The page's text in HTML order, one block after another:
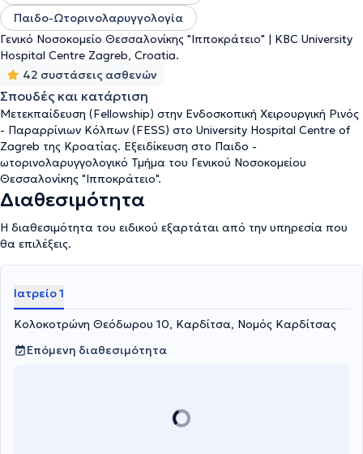
διαθέτει πολυετή εμπειρία και εξειδίκευση στην παιδο -
ωτορινολαρυγγολογία, ρινολογία - FESS, στην αφαίρεση
μορφωμάτων δέρματος προσώπου και στην πλαστική
αποκατάσταση.
Παιδο-Ωτορινολαρυγγολογία
Γενικό Νοσοκομείο Θεσσαλονίκης "Ιπποκράτειο" | KBC University
Hospital Centre Zagreb, Croatia.
42 συστάσεις ασθενών
Σπουδές και κατάρτιση
Μετεκπαίδευση (Fellowship) στην Ενδοσκοπική Χειρουργική Ρινός
- Παραρρίνιων Κόλπων (FESS) στο University Hospital Centre of
Zagreb της Κροατίας. Εξειδίκευση στο Παιδο -
ωτορινολαρυγγολογικό Τμήμα του Γενικού Νοσοκομείου
Θεσσαλονίκης "Ιπποκράτειο".
Διαθεσιμότητα
Η διαθεσιμότητα του ειδικού εξαρτάται από την υπηρεσία που
θα επιλέξεις.
Ιατρείο 1
Κολοκοτρώνη Θεόδωρου 10, Καρδίτσα, Νομός Καρδίτσας
Επόμενη διαθεσιμότητα